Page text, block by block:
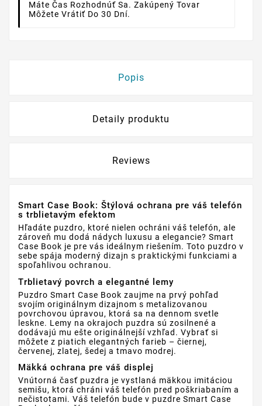
Máte Čas Rozhodnúť Sa. Zakúpený Tovar
Môžete Vrátiť Do 30 Dní.
Popis
Detaily produktu
Reviews
Smart Case Book: Štýlová ochrana pre váš telefón
s trblietavým efektom
Hľadáte puzdro, ktoré nielen ochráni váš telefón, ale
zároveň mu dodá nádych luxusu a elegancie? Smart
Case Book je pre vás ideálnym riešením. Toto puzdro v
sebe spája moderný dizajn s praktickými funkciami a
spoľahlivou ochranou.
Trblietavý povrch a elegantné lemy
Puzdro Smart Case Book zaujme na prvý pohľad
svojím originálnym dizajnom s metalizovanou
povrchovou úpravou, ktorá sa na dennom svetle
leskne. Lemy na okrajoch puzdra sú zosilnené a
dodávajú mu ešte originálnejší vzhľad. Vybrať si
môžete z piatich elegantných farieb – čiernej,
červenej, zlatej, šedej a tmavo modrej.
Mäkká ochrana pre váš displej
Vnútorná časť puzdra je vystlaná mäkkou imitáciou
semišu, ktorá chráni váš telefón pred poškriabaním a
nečistotami. Váš telefón bude v puzdre Smart Case